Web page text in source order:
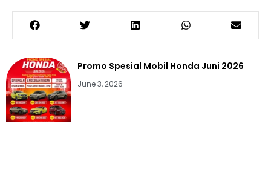
Promo Spesial Mobil Honda Juni 2026
June 3, 2026